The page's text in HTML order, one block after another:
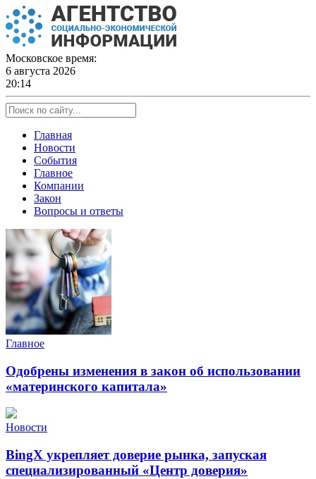
Skip
to
content
Московское время:
6 августа 2026
20:14
Главная
Новости
События
Главное
Компании
Закон
Вопросы и ответы
Главное
Одобрены изменения в закон об использовании
«материнского капитала»
Новости
BingX укрепляет доверие рынка, запуская
специализированный «Центр доверия»